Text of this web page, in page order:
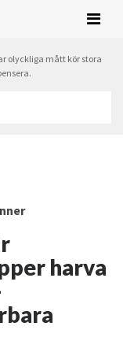
olyckliga mått kör stora
harva